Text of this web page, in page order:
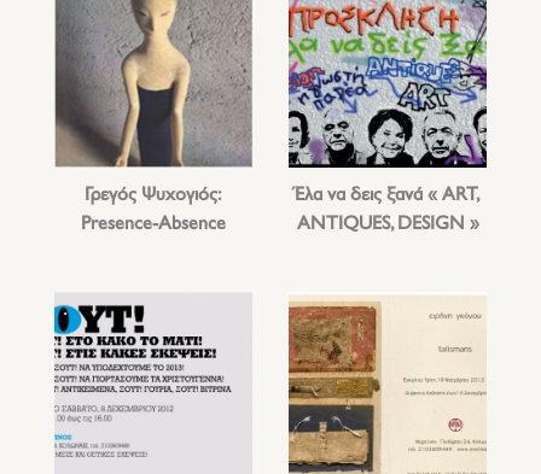
Γρεγός Ψυχογιός:
Presence-Absence
Έλα να δεις ξανά « ART,
ANTIQUES, DESIGN »